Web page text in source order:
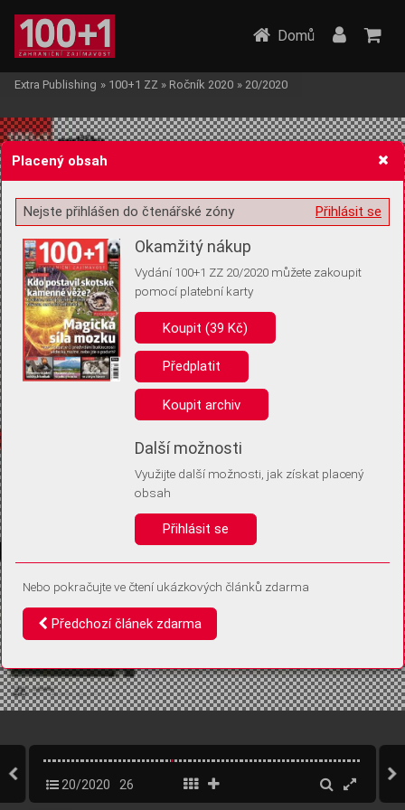
Žádost o souhlas s ukládáním volitelných informací
Pro základní fungování webu nepotřebujeme ukládat žádné informace
(tzv. cookies apod.). Rádi bychom vás ale požádali o souhlas s
uložením volitelných informací:
Anonymní unikátní ID
Díky němu příště poznáme, že se jedná o stejné zařízení, a
Identifikátor je zcela anonymní.
Vaše souhlasy a odmítnutí si ukládáme do vašeho zařízení, abychom se
vás už příště znovu neptali. Můžete je kdykoli později upravit ve Správě
Domů
Extra Publishing » 100+1 ZZ » Ročník 2020 » 20/2020
20/2020 26
Placený obsah
Přihlásit se
Nejste přihlášen do čtenářské zóny
Okamžitý nákup
Vydání 100+1 ZZ 20/2020 můžete zakoupit
pomocí platební karty
Koupit (39 Kč)
Předplatit
Koupit archiv
Další možnosti
Využijte další možnosti, jak získat placený
obsah
Přihlásit se
Nebo pokračujte ve čtení ukázkových článků zdarma
Předchozí článek zdarma